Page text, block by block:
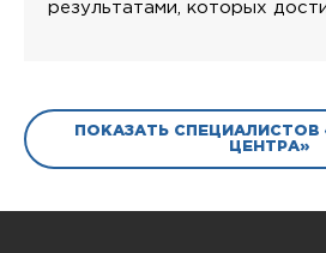
результатами, которых
ПОКАЗАТЬ СПЕЦИАЛИСТОВ
ЦЕНТРА»